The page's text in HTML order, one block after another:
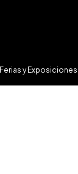
Ferias y Exposiciones